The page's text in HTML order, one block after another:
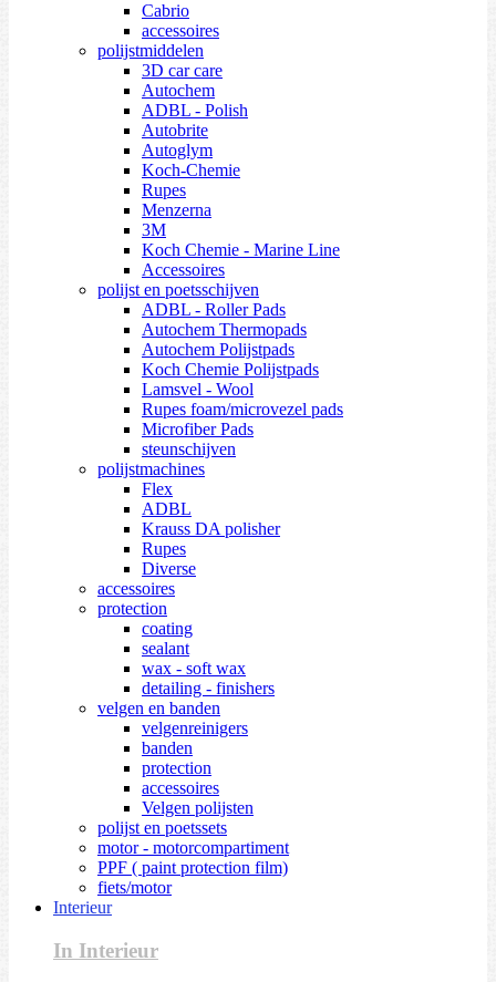
Cabrio
accessoires
polijstmiddelen
3D car care
Autochem
ADBL - Polish
Autobrite
Autoglym
Koch-Chemie
Rupes
Menzerna
3M
Koch Chemie - Marine Line
Accessoires
polijst en poetsschijven
ADBL - Roller Pads
Autochem Thermopads
Autochem Polijstpads
Koch Chemie Polijstpads
Lamsvel - Wool
Rupes foam/microvezel pads
Microfiber Pads
steunschijven
polijstmachines
Flex
ADBL
Krauss DA polisher
Rupes
Diverse
accessoires
protection
coating
sealant
wax - soft wax
detailing - finishers
velgen en banden
velgenreinigers
banden
protection
accessoires
Velgen polijsten
polijst en poetssets
motor - motorcompartiment
PPF ( paint protection film)
fiets/motor
Interieur
In Interieur